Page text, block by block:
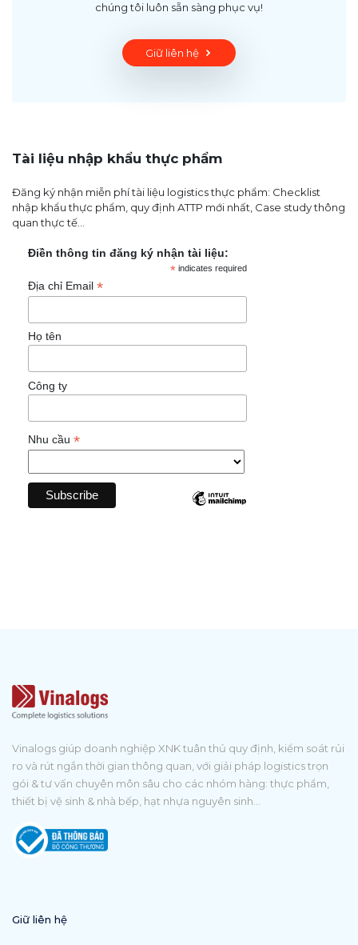
chúng tôi luôn sẵn sàng phục vụ!
Giữ liên hệ
Tài liệu nhập khẩu thực phẩm
Đăng ký nhận miễn phí tài liệu logistics thực phẩm: Checklist
nhập khẩu thực phẩm, quy định ATTP mới nhất, Case study thông
quan thực tế...
Điền thông tin đăng ký nhận tài liệu:
*indicates required
Địa chỉ Email *
Họ tên
Công ty
Nhu cầu *
Vinalogs giúp doanh nghiệp XNK tuân thủ quy định, kiểm soát rủi
ro và rút ngắn thời gian thông quan, với giải pháp logistics trọn
gói & tư vấn chuyên môn sâu cho các nhóm hàng: thực phẩm,
thiết bị vệ sinh & nhà bếp, hạt nhựa nguyên sinh...
Giữ liên hệ